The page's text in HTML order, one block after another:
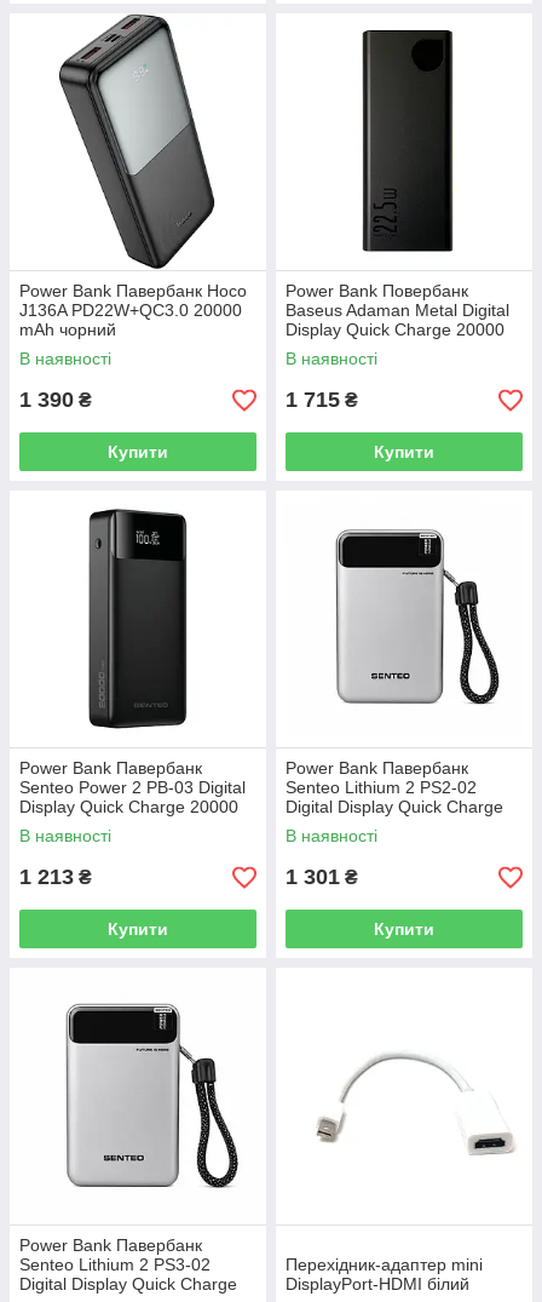
Power Bank Павербанк Hoco
J136A PD22W+QC3.0 20000
mAh чорний
В наявності
1 390 ₴
Купити
Power Bank Повербанк
Baseus Adaman Metal Digital
Display Quick Charge 20000
mAh 22.5W (PPAD000101
PPADM20S)
В наявності
1 715 ₴
Купити
Power Bank Павербанк
Senteo Power 2 PB-03 Digital
Display Quick Charge 20000
mAh 22.5W
В наявності
1 213 ₴
Купити
Power Bank Павербанк
Senteo Lithium 2 PS2-02
Digital Display Quick Charge
20000 mAh 22.5W
В наявності
1 301 ₴
Купити
Power Bank Павербанк
Senteo Lithium 2 PS3-02
Digital Display Quick Charge
Перехідник-адаптер mini
DisplayPort-HDMI білий